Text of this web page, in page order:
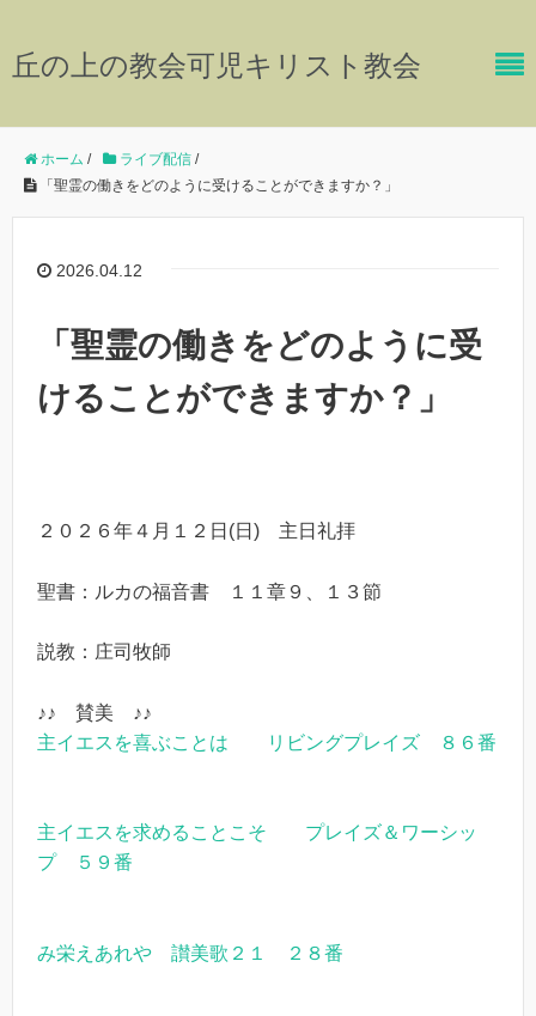
丘の上の教会可児キリスト教会
ホーム / ライブ配信 /
「聖霊の働きをどのように受けることができますか？」
2026.04.12
「聖霊の働きをどのように受
けることができますか？」
２０２６年４月１２日(日) 主日礼拝
聖書：ルカの福音書 １１章９、１３節
説教：庄司牧師
♪♪ 賛美 ♪♪
主イエスを喜ぶことは リビングプレイズ ８６番
主イエスを求めることこそ プレイズ＆ワーシッ
プ ５９番
み栄えあれや 讃美歌２１ ２８番